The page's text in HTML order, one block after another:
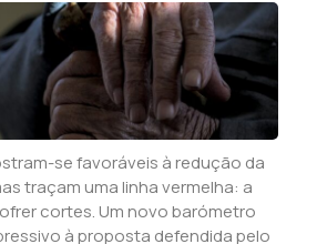
se favoráveis à redução da
traçam uma linha vermelha: a
cortes. Um novo barómetro
à proposta defendida pelo